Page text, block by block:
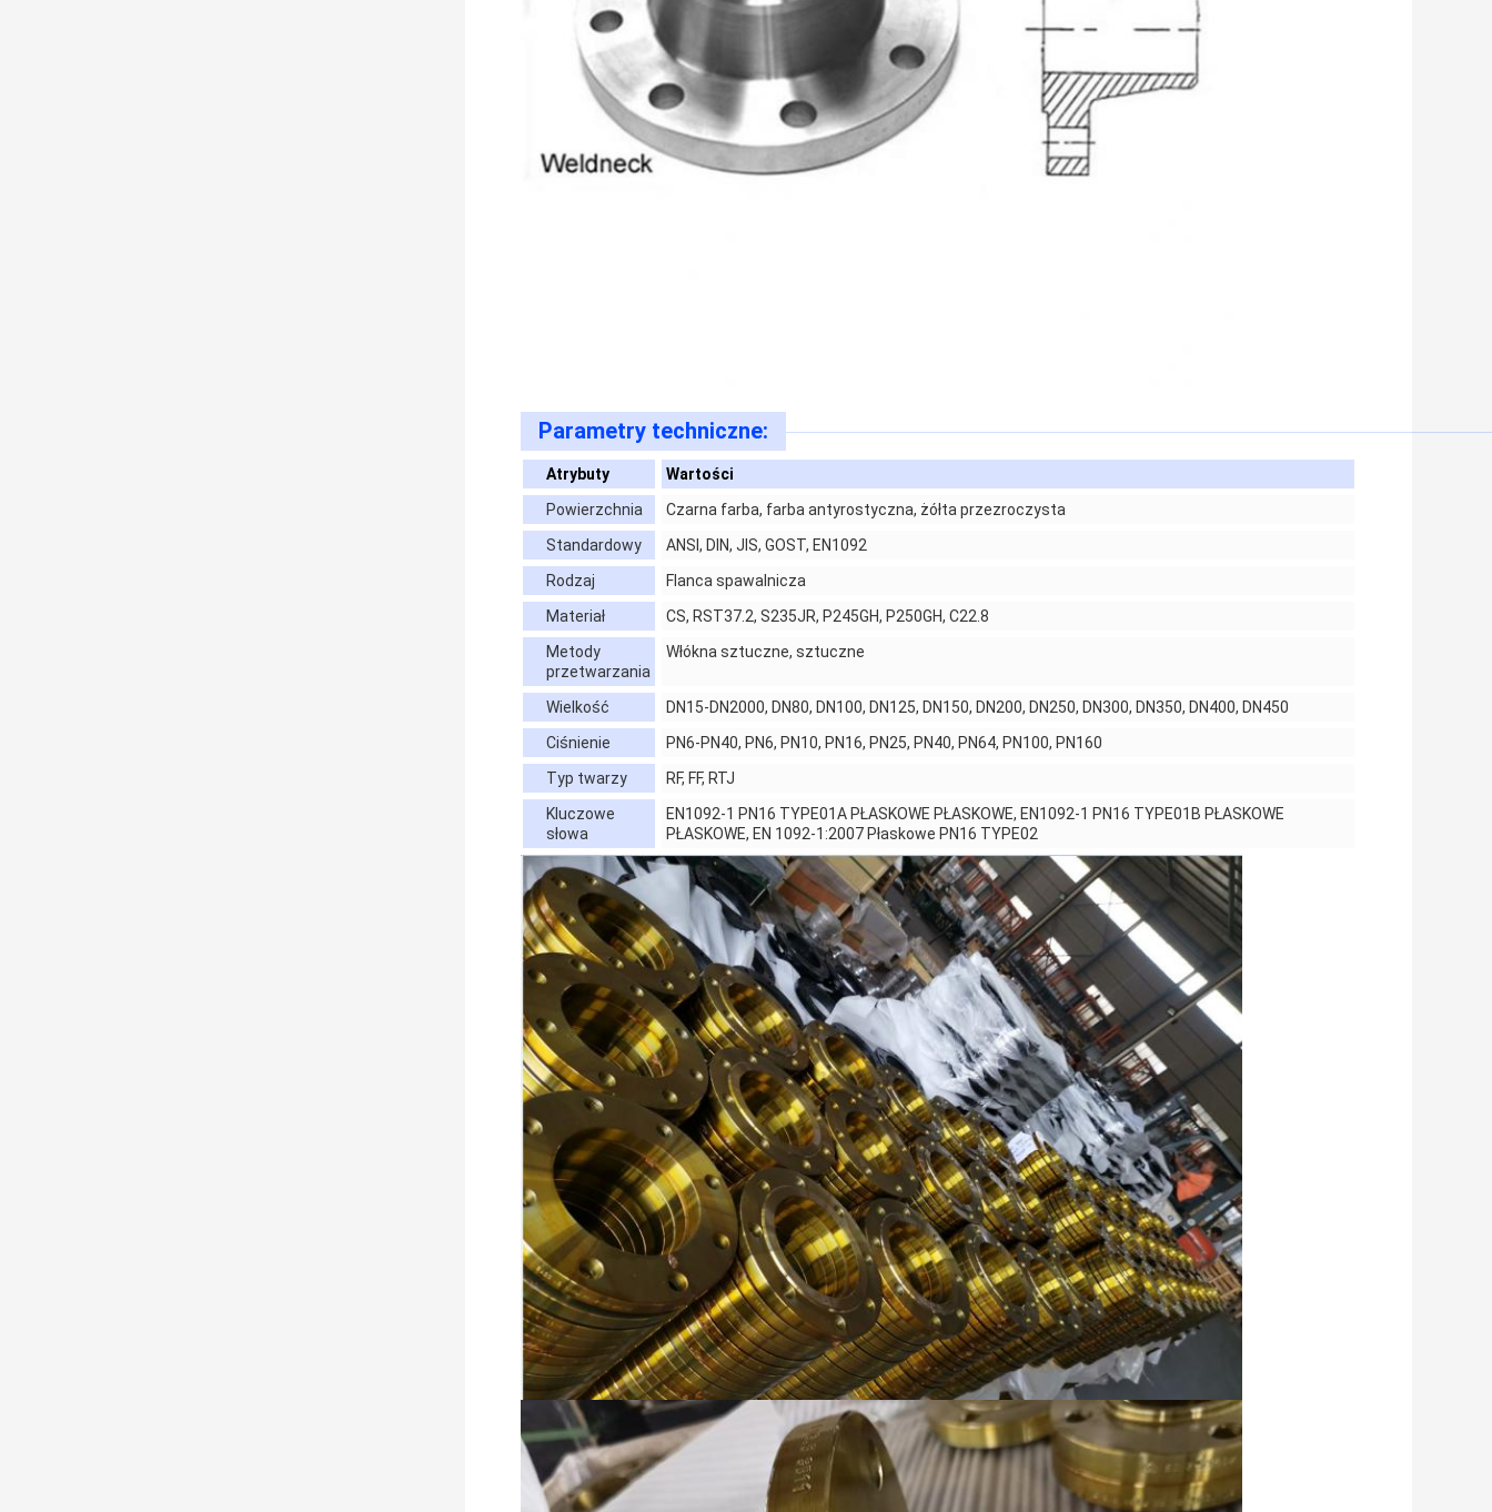
Parametry techniczne:
Atrybuty
Wartości
Powierzchnia
Czarna farba, farba antyrostyczna, żółta przezroczysta
Standardowy
ANSI, DIN, JIS, GOST, EN1092
Rodzaj
Flanca spawalnicza
Materiał
CS, RST37.2, S235JR, P245GH, P250GH, C22.8
Metody
przetwarzania
Włókna sztuczne, sztuczne
Wielkość
DN15-DN2000, DN80, DN100, DN125, DN150, DN200, DN250, DN300, DN350, DN400, DN450
Ciśnienie
PN6-PN40, PN6, PN10, PN16, PN25, PN40, PN64, PN100, PN160
Typ twarzy
RF, FF, RTJ
Kluczowe
słowa
EN1092-1 PN16 TYPE01A PŁASKOWE PŁASKOWE, EN1092-1 PN16 TYPE01B PŁASKOWE
PŁASKOWE, EN 1092-1:2007 Płaskowe PN16 TYPE02